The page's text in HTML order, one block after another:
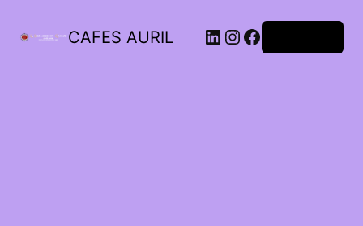
CAFES AURIL LinkedIn
Instagram
Facebook